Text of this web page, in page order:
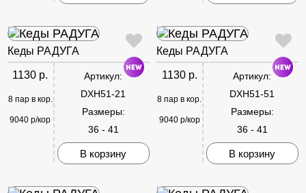
Кеды РАДУГА
1130 р.
8 пар в кор.
9040 р/кор
Артикул:
DXH51-21
Размеры:
36 - 41
В корзину
Кеды РАДУГА
1130 р.
8 пар в кор.
9040 р/кор
Артикул:
DXH51-51
Размеры:
36 - 41
В корзину